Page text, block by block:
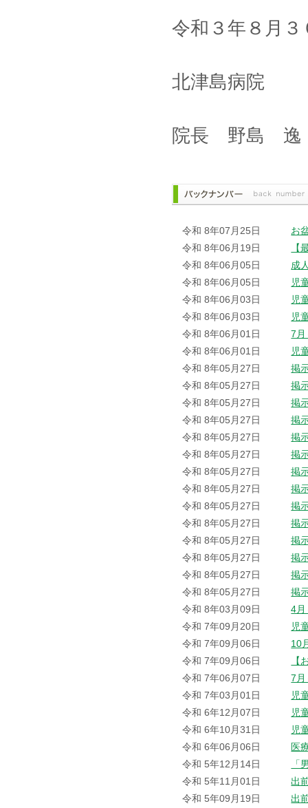
令和３年８月３
北津島病院
院長 野島 逸
令和 8年07月25日
お
令和 8年06月19日
令和 8年06月05日
成
令和 8年06月05日
児
令和 8年06月03日
児
令和 8年06月03日
児
令和 8年06月01日
7月
令和 8年06月01日
児
令和 8年05月27日
掲
令和 8年05月27日
掲
令和 8年05月27日
掲
令和 8年05月27日
掲
令和 8年05月27日
掲
令和 8年05月27日
掲
令和 8年05月27日
掲
令和 8年05月27日
掲
令和 8年05月27日
掲
令和 8年05月27日
掲
令和 8年05月27日
掲
令和 8年05月27日
掲
令和 8年05月27日
掲
令和 8年05月27日
掲
令和 8年03月09日
4月
令和 7年09月20日
児
令和 7年09月06日
10
令和 7年09月06日
【
令和 7年06月07日
7月
令和 7年03月01日
児
令和 6年12月07日
児
令和 6年10月31日
児
令和 6年06月06日
医
令和 5年12月14日
「
令和 5年11月01日
出
令和 5年09月19日
出